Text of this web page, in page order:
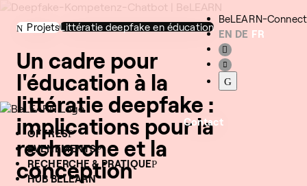
BeLEARN-Connect
EN DE FR
OFFRES
EVENEMENTS
RECHERCHE & PRATIQUE
HUB BELEARN
Contact
ProjetsLittératie deepfake en éducation
Un cadre pour
l'éducation à la
littératie deepfake :
implications pour la
recherche et la
conception